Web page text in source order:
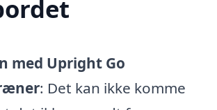
med Upright Go
: Det kan ikke komme